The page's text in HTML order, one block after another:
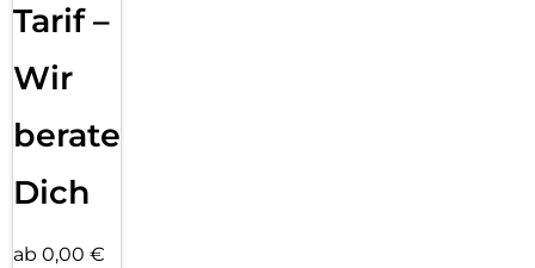
Tarif –
Wir
beraten
Dich
ab 0,00 €